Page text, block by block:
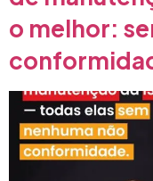
o melhor: